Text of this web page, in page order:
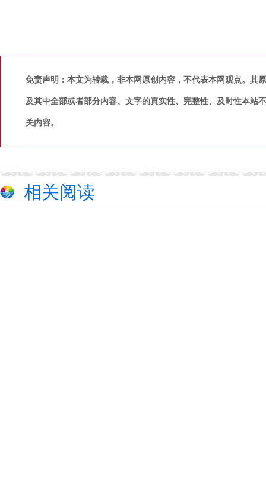
免责声明：本文为转载，非本网原创内容，不代表本网观点。其
及其中全部或者部分内容、文字的真实性、完整性、及时性本站
关内容。
相关阅读